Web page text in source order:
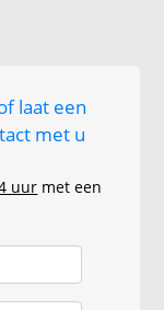
laat een
met u
uur met een